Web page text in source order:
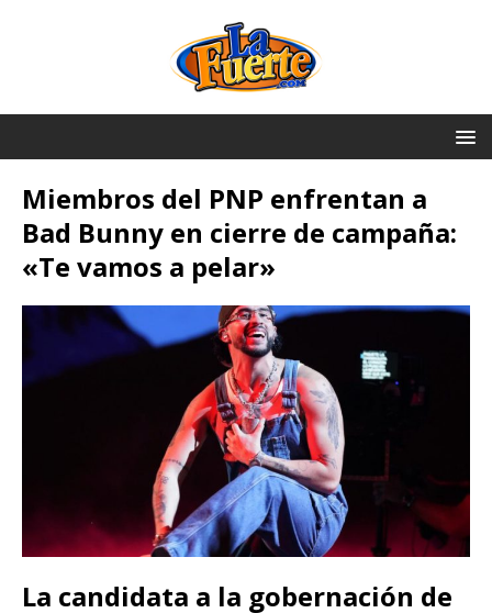
Miembros del PNP enfrentan a
Bad Bunny en cierre de campaña:
«Te vamos a pelar»
La candidata a la gobernación de